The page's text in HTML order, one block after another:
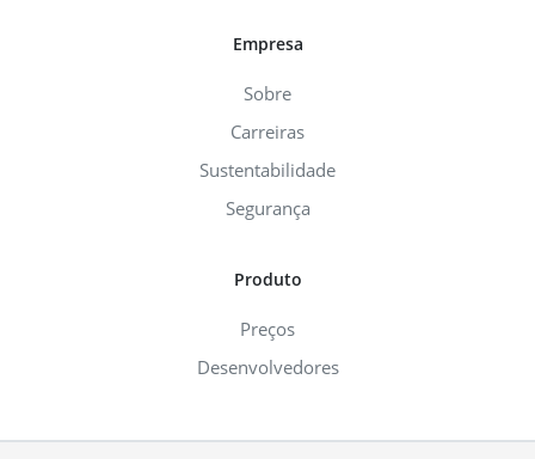
Empresa
Sobre
Carreiras
Sustentabilidade
Segurança
Produto
Preços
Desenvolvedores